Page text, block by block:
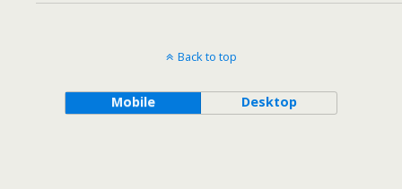
Back to top
Mobile Desktop